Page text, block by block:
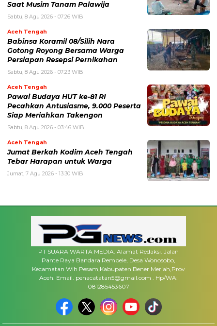
Saat Musim Tanam Palawija
Sabtu, 8 Agu 2026 - 07:26 WIB
Aceh Tengah
‎Babinsa Koramil 08/Silih Nara
Gotong Royong Bersama Warga
Persiapan Resepsi Pernikahan
Sabtu, 8 Agu 2026 - 07:23 WIB
Aceh Tengah
Pawai Budaya HUT ke-81 RI
Pecahkan Antusiasme, 9.000 Peserta
Siap Meriahkan Takengon
Sabtu, 8 Agu 2026 - 03:46 WIB
Aceh Tengah
Jumat Berkah Kodim Aceh Tengah
Tebar Harapan untuk Warga
Jumat, 7 Agu 2026 - 13:30 WIB
PT SUARA WARTA MEDIA. Alamat Redaksi. Jalan
Pante Raya Bandara Rembele, Desa Wonosobo,
Kecamatan Wih Pesam,Kabupaten Bener Meriah,Prov
Aceh. Email. penacatatan5@gmail.com . Hp/WA:
081285453607